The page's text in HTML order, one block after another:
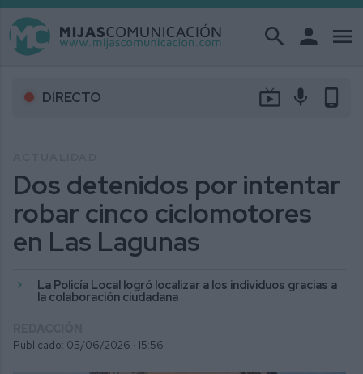
search person menu
DIRECTO live_tv mic phone_android
Dos detenidos por intentar
robar cinco ciclomotores
en Las Lagunas
La Policía Local logró localizar a los individuos gracias a
la colaboración ciudadana
Publicado: 05/06/2026 · 15:56